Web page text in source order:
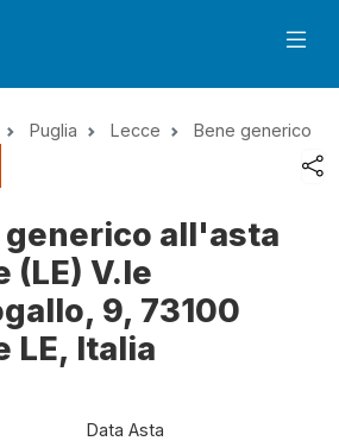
Puglia Lecce
Bene generico
generico all'asta
(LE) V.le
9, 73100
LE, Italia
Data Asta